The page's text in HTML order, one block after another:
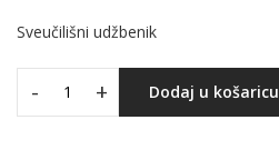
Sveučilišni udžbenik
- + Dodaj u košaricu